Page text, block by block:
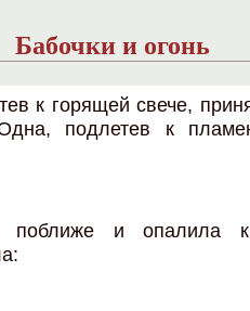
Бабочки и огонь
к горящей свече,
подлетев к
поближе и опалила